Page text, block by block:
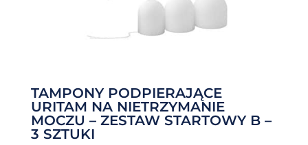
TAMPONY PODPIERAJĄCE
URITAM NA NIETRZYMANIE
MOCZU – ZESTAW STARTOWY B –
3 SZTUKI